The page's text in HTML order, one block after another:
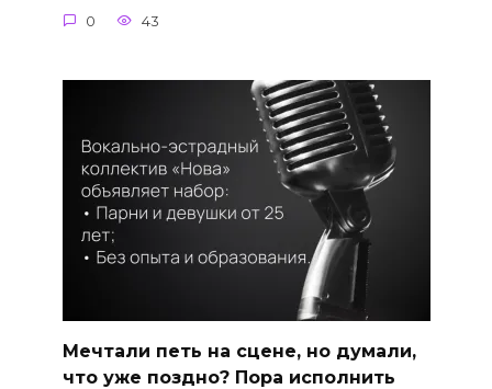
0 43
Мечтали петь на сцене, но думали,
что уже поздно? Пора исполнить